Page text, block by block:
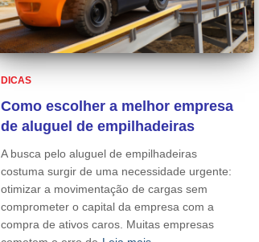
DICAS
Como escolher a melhor empresa
de aluguel de empilhadeiras
A busca pelo aluguel de empilhadeiras
costuma surgir de uma necessidade urgente:
otimizar a movimentação de cargas sem
comprometer o capital da empresa com a
compra de ativos caros. Muitas empresas